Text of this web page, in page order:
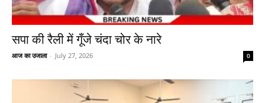
सपा की रैली में गूँजे चंदा चोर के नारे
आज का उजाला - July 27, 2026 0